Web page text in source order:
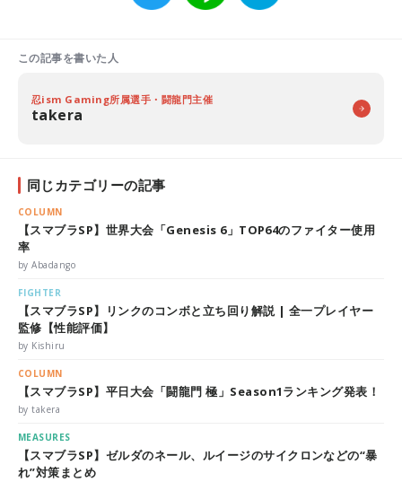
この記事を書いた人
忍ism Gaming所属選手・闘龍門主催
takera
同じカテゴリーの記事
COLUMN
【スマブラSP】世界大会「Genesis 6」TOP64のファイター使用
率
by Abadango
FIGHTER
【スマブラSP】リンクのコンボと立ち回り解説 | 全一プレイヤー
監修【性能評価】
by Kishiru
COLUMN
【スマブラSP】平日大会「闘龍門 極」Season1ランキング発表！
by takera
MEASURES
【スマブラSP】ゼルダのネール、ルイージのサイクロンなどの“暴
れ”対策まとめ